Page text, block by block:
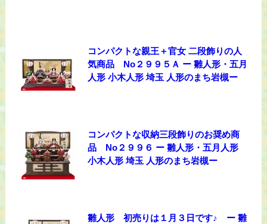
コンパクトな親王＋官女 二段飾りの人
気商品 No２９９５Ａ ー 雛人形・五月
人形 小木人形 埼玉 人形のまち岩槻ー
コンパクトな収納三段飾りのお奨め商
品 No２９９６ ー 雛人形・五月人形
小木人形 埼玉 人形のまち岩槻ー
雛人形 初売りは１月３日です♪ ー 雛